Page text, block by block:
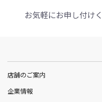
お気軽にお申し付け
店舗のご案内
企業情報